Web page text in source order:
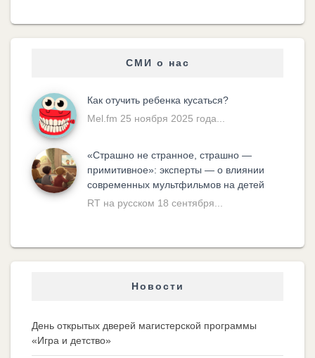
СМИ о нас
Как отучить ребенка кусаться?
Mel.fm 25 ноября 2025 года...
«Cтрашно не странное, страшно —
примитивное»: эксперты — о влиянии
современных мультфильмов на детей
RT на русском 18 сентября...
Новости
День открытых дверей магистерской программы
«Игра и детство»